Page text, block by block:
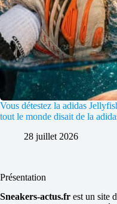
Vous détestez la adidas
tout le monde disait de la
28 juillet 2026
Présentation
Sneakers-actus.fr est un site